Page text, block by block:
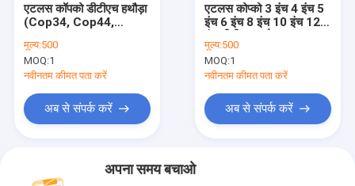
एटलस कॉपको डीटीएच हथौड़ा
(Cop34, Cop44,
हथौड़ा)
मूल्य:500
MOQ:1
नवीनतम कीमत पता करें
अब से संपर्क करें
एटलस कोप्को 3 इंच 4 इंच 5
इंच 6 इंच 8 इंच 10 इंच 12
मूल्य:500
MOQ:1
नवीनतम कीमत पता करें
अब से संपर्क करें
अपना समय बचाओ